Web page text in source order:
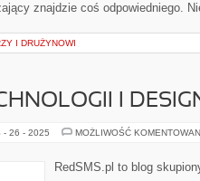
znajdzie coś odpowiedniego.
I DRUŻYNOWI
I
- 26 - 2025 MOŻLIWOŚĆ
RedSMS.pl to blog